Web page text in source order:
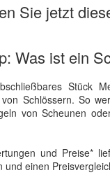
Sie jetzt
Was ist ein
Stück
Schlössern. So
von Scheunen
und Preise*
und einen